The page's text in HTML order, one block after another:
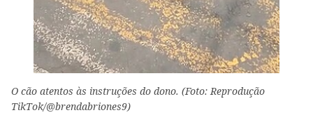
O cão atentos às instruções do dono. (Foto: Reprodução
TikTok/@brendabriones9)